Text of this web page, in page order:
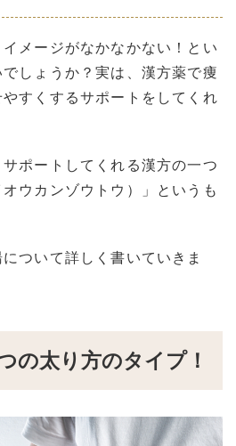
メージがなかなかない！とい
しょうか？実は、漢方薬で痩
すくするサポートをしてくれ
ポートしてくれる漢方の一つ
ウカンゾウトウ）」というも
ついて詳しく書いていきま
の太り方のタイプ！